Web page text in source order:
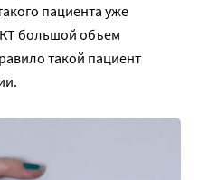
пациента уже
КТ большой объем
такой пациент